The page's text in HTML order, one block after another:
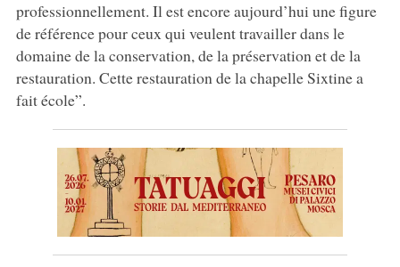
professionnellement. Il est encore aujourd’hui une figure
de référence pour ceux qui veulent travailler dans le
domaine de la conservation, de la préservation et de la
restauration. Cette restauration de la chapelle Sixtine a
fait école”.